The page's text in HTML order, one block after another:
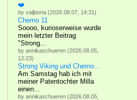
❤️
by valjbona (2026.08.07, 14:31)
Chemo 11
Soooo, kurioserweise wurde
mein letzter Beitrag
"Strong...
by annikaschueren (2026.08.05,
12:23)
Strong Viking und Chemo...
Am Samstag hab ich mit
meiner Patentochter Milla
einen...
by annikaschueren (2026.08.05,